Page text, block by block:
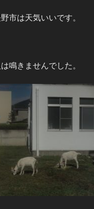
市は天気いいです。
鳴きませんでした。